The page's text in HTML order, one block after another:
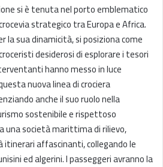
si è tenuta nel porto emblematico
strategico tra Europa e Africa.
la sua dinamicità, si posiziona come
desiderosi di esplorare i tesori
hanno messo in luce
nuova linea di crociera
anche il suo ruolo nella
sostenibile e rispettoso
una società marittima di rilievo,
affascinanti, collegando le
ed algerini. I passeggeri avranno la